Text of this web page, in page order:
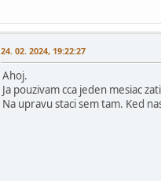
24. 02. 2024, 19:22:27
Ahoj.
Ja pouzivam cca jeden mesiac
Na upravu staci sem tam. Ked